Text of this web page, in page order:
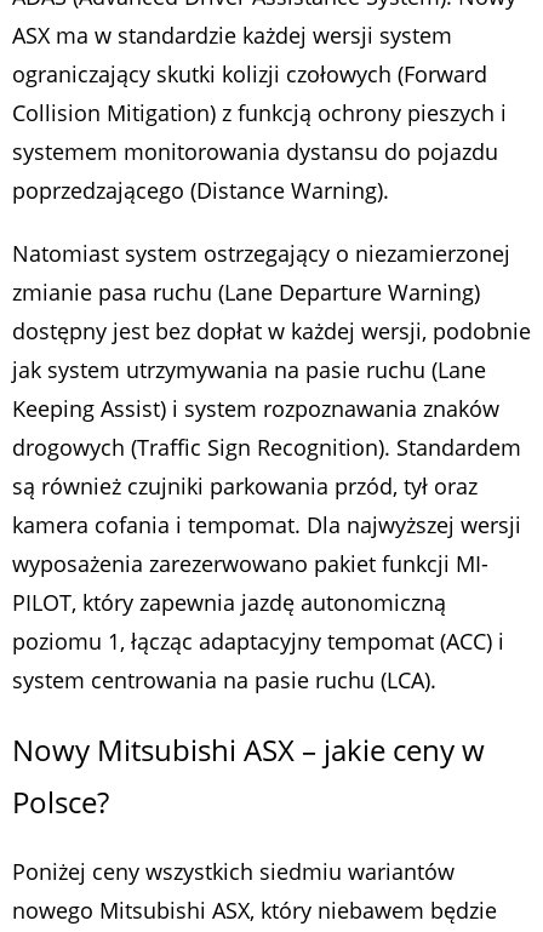
ASX ma w standardzie każdej wersji system
ograniczający skutki kolizji czołowych (Forward
Collision Mitigation) z funkcją ochrony pieszych i
systemem monitorowania dystansu do pojazdu
poprzedzającego (Distance Warning).
Natomiast system ostrzegający o niezamierzonej
zmianie pasa ruchu (Lane Departure Warning)
dostępny jest bez dopłat w każdej wersji, podobnie
jak system utrzymywania na pasie ruchu (Lane
Keeping Assist) i system rozpoznawania znaków
drogowych (Traffic Sign Recognition). Standardem
są również czujniki parkowania przód, tył oraz
kamera cofania i tempomat. Dla najwyższej wersji
wyposażenia zarezerwowano pakiet funkcji MI-
PILOT, który zapewnia jazdę autonomiczną
poziomu 1, łącząc adaptacyjny tempomat (ACC) i
system centrowania na pasie ruchu (LCA).
Nowy Mitsubishi ASX – jakie ceny w
Polsce?
Poniżej ceny wszystkich siedmiu wariantów
nowego Mitsubishi ASX, który niebawem będzie